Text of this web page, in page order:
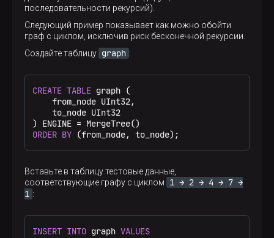
последовательности рекурсий).
Следующий пример показывает как можно обойти
граф с циклом, исключив риск бесконечной рекурсии.
Создайте таблицу graph :
CREATE TABLE graph (
    from_node UInt32,
    to_node UInt32
) ENGINE =
ORDER BY (from_node, to_node);
Вставьте в таблицу тестовые данные,
соответствующие графу с циклом
1 → 2 → 4 → 7 →
1 :
INSERT INTO graph VALUES